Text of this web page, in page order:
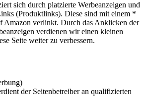
sich durch platzierte Werbeanzeigen und
(Produktlinks). Diese sind mit einem *
Amazon verlinkt. Durch das Anklicken der
verdienen wir einen kleinen
Seite weiter zu verbessern.
der Seitenbetreiber an qualifizierten